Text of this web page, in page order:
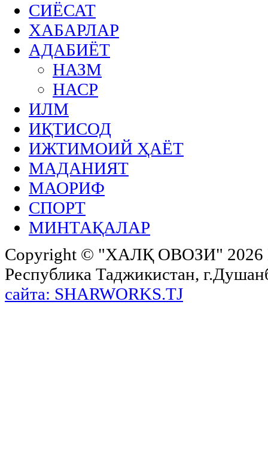
СИЁСАТ
ХАБАРЛАР
АДАБИЁТ
НАЗМ
НАСР
ИЛМ
ИҚТИСОД
ИЖТИМОИЙ ҲАЁТ
МАДАНИЯТ
МАОРИФ
СПОРТ
МИНТАҚАЛАР
Copyright © "ХАЛҚ ОВОЗИ"
Республика Таджикистан,
сайта: SHARWORKS.TJ